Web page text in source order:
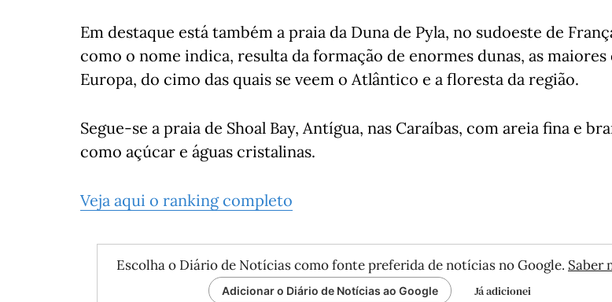
Em destaque está também a praia da Duna de Pyla, no sudoeste de
como o nome indica, resulta da formação de enormes dunas, as maiores
Europa, do cimo das quais se veem o Atlântico e a floresta da região.
Segue-se a praia de Shoal Bay, Antígua, nas Caraíbas, com areia fina e
como açúcar e águas cristalinas.
Veja aqui o ranking completo
Escolha o Diário de Notícias como fonte preferida de notícias no Google. Saber
Adicionar o Diário de Notícias ao Google Já adicionei